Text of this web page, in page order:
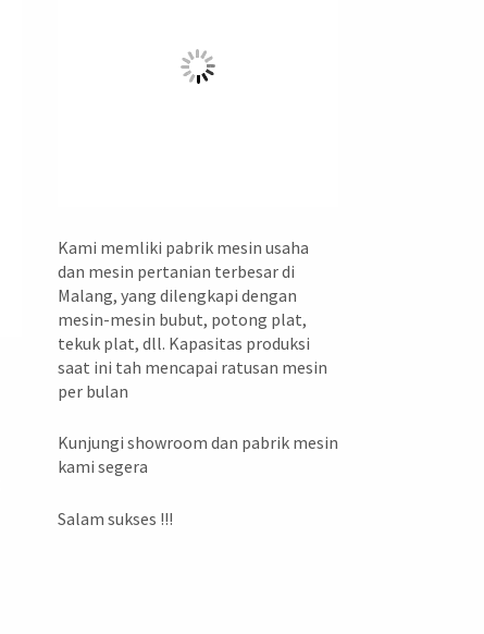
Kami memliki pabrik mesin usaha
dan mesin pertanian terbesar di
Malang, yang dilengkapi dengan
mesin-mesin bubut, potong plat,
tekuk plat, dll. Kapasitas produksi
saat ini tah mencapai ratusan mesin
per bulan
Kunjungi showroom dan pabrik mesin
kami segera
Salam sukses !!!